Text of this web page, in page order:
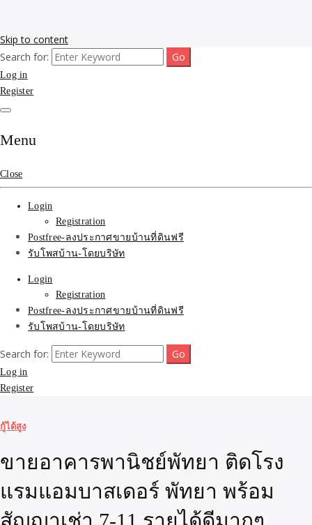
Skip to content
รับจ้างโพสขายบ้าน ติดAI
Search รับทำSEOรายเดือน
ติดหน้า1google ราคาถูก
มาก SEOขายของ บ้าน
ที่ดินฟรีประกาศ ที่เดียวใน
เมืองไทย
รับโพสต์เว็บขายบ้าน อสังหา ทำSEOรายเดือนราคาถูก เน้นติดAI โพสต์
ประกาศบ้านที่ดินฟรี SEOขายบ้าน รับจ้างโพสต์บ้านที่ดินติดหน้า1goolge
ราคาถูกที่สุด ฟรีลงประกาศอสังหา รับทำSEOขายสินค้า
Search for:
Log in
Register
Menu
Close
Login
Registration
Postfree-ลงประกาศขายบ้านที่ดินฟรี
รับโพสบ้าน-โดยบริษัท
Login
Registration
Postfree-ลงประกาศขายบ้านที่ดินฟรี
รับโพสบ้าน-โดยบริษัท
Search for:
Log in
Register
กู้ได้สูง
ขายอาคารพานิชย์พัทยา ติดโรง
แรมแอมบาสเดอร์ พัทยา พร้อม